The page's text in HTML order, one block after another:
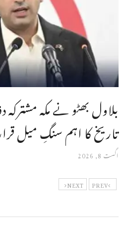
بلاول بھٹو نے مکہ
تاریخ کا اہم سنگِ میل
اگست 8, 2026
PREV
NEXT